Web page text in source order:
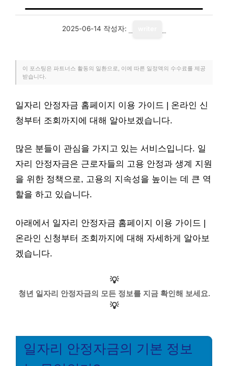
2025-06-14 작성자:
이 포스팅은 파트너스 활동의 일환으로, 이에 따른 일정액의 수수료를 제공
받습니다.
일자리 안정자금 홈페이지 이용 가이드 | 온라인 신
청부터 조회까지에 대해 알아보겠습니다.
많은 분들이 관심을 가지고 있는 서비스입니다. 일
자리 안정자금은 근로자들의 고용 안정과 생계 지원
을 위한 정책으로, 고용의 지속성을 높이는 데 큰 역
할을 하고 있습니다.
아래에서 일자리 안정자금 홈페이지 이용 가이드 |
온라인 신청부터 조회까지에 대해 자세하게 알아보
겠습니다.
💡
청년 일자리 안정자금의 모든 정보를 지금 확인해 보세요.
💡
일자리 안정자금의 기본 정보